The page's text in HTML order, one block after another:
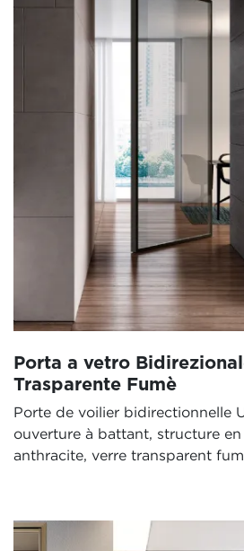
Porta a vetro
Trasparente Fumè
Porte de voilier bidirectionnelle
ouverture à battant, structure
anthracite, verre transparent